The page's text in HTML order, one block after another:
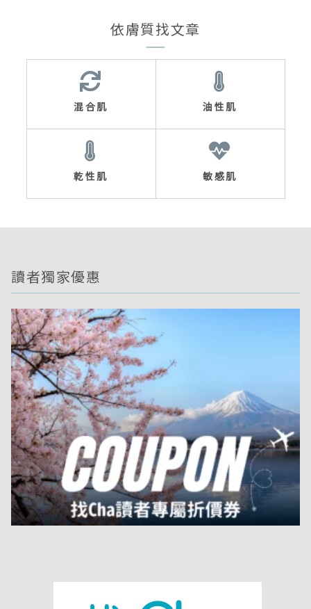
依膚質找文章
混合肌 油性肌
乾性肌 敏感肌
讀者獨家優惠